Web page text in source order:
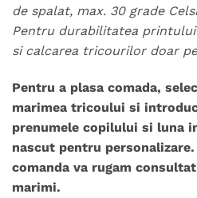
de spalat, max. 30 grade
Pentru durabilitatea printului
si calcarea tricourilor doar
Pentru a plasa comada,
marimea tricoului si
prenumele copilului si luna
nascut pentru
comanda va rugam
marimi.